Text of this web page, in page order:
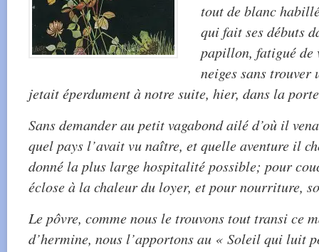
tout de blanc
qui fait ses débuts
papillon, fatigué de
neiges sans trouver
jetait éperdument à notre suite, hier, dans la
Sans demander au petit vagabond ailé d’où il
quel pays l’avait vu naître, et quelle aventure il
donné la plus large hospitalité possible; pour
éclose à la chaleur du loyer, et pour nourriture,
Le pôvre, comme nous le trouvons tout transi ce
d’hermine, nous l’apportons au « Soleil qui luit